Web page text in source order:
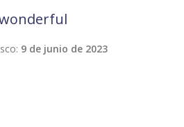
9 de junio de 2023